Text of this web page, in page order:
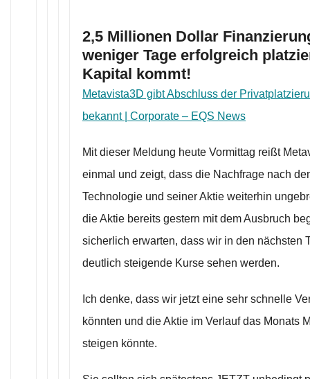
2,5 Millionen Dollar
weniger Tage erfolgreich
Kapital kommt!
Metavista3D gibt Abschluss der
bekannt | Corporate – EQS News
Mit dieser Meldung heute Vormittag reißt
einmal und zeigt, dass die Nachfrage nach
Technologie und seiner Aktie weiterhin
die Aktie bereits gestern mit dem Ausbruch
sicherlich erwarten, dass wir in den nächsten
deutlich steigende Kurse sehen werden.
Ich denke, dass wir jetzt eine sehr schnelle
könnten und die Aktie im Verlauf das Monats
steigen könnte.